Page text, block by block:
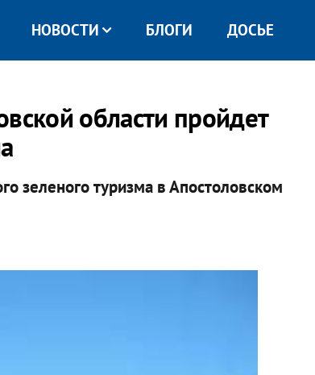
НОВОСТИ БЛОГИ ДОСЬЕ
области пройдет
зеленого туризма в Апостоловском